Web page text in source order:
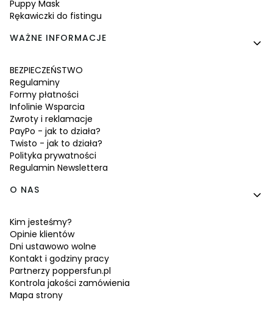
Puppy Mask
Rękawiczki do fistingu
WAŻNE INFORMACJE
BEZPIECZEŃSTWO
Regulaminy
Formy płatności
Infolinie Wsparcia
Zwroty i reklamacje
PayPo - jak to działa?
Twisto - jak to działa?
Polityka prywatności
Regulamin Newslettera
O NAS
Kim jesteśmy?
Opinie klientów
Dni ustawowo wolne
Kontakt i godziny pracy
Partnerzy poppersfun.pl
Kontrola jakości zamówienia
Mapa strony